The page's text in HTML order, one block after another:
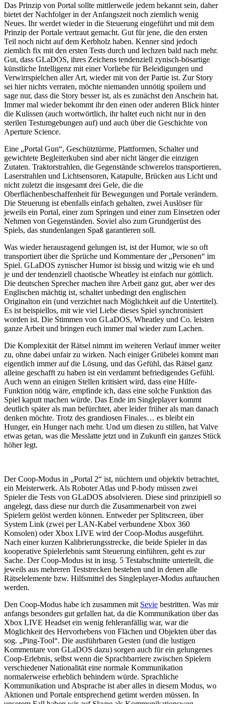
Das Prinzip von Portal sollte mittlerweile jedem bekannt sein, daher
bietet der Nachfolger in der Anfangszeit noch ziemlich wenig
Neues. Ihr werdet wieder in die Steuerung eingeführt und mit dem
Prinzip der Portale vertraut gemacht. Gut für jene, die den ersten
Teil noch nicht auf dem Kerbholz haben. Kenner sind jedoch
ziemlich fix mit den ersten Tests durch und lechzen bald nach mehr.
Gut, dass GLaDOS, ihres Zeichens tendenziell zynisch-bösartige
künstliche Intelligenz mit einer Vorliebe für Beleidigungen und
Verwirrspielchen aller Art, wieder mit von der Partie ist. Zur Story
sei hier nichts verraten, möchte niemanden unnötig spoilern und
sage nur, dass die Story besser ist, als es zunächst den Anschein hat.
Immer mal wieder bekommt ihr den einen oder anderen Blick hinter
die Kulissen (auch wortwörtlich, ihr haltet euch nicht nur in den
sterilen Testumgebungen auf) und auch über die Geschichte von
Aperture Science.
Eine „Portal Gun“, Geschütztürme, Plattformen, Schalter und
gewichtete Begleiterkuben sind aber nicht länger die einzigen
Zutaten. Traktorstrahlen, die Gegenstände schwerelos transportieren,
Laserstrahlen und Lichtsensoren, Katapulte, Brücken aus Licht und
nicht zuletzt die insgesamt drei Gele, die die
Oberflächenbeschaffenheit für Bewegungen und Portale verändern.
Die Steuerung ist ebenfalls einfach gehalten, zwei Auslöser für
jeweils ein Portal, einer zum Springen und einer zum Einsetzen oder
Nehmen von Gegenständen. Soviel also zum Grundgerüst des
Spiels, das stundenlangen Spaß garantieren soll.
Was wieder herausragend gelungen ist, ist der Humor, wie so oft
transportiert über die Sprüche und Kommentare der „Personen“ im
Spiel. GLaDOS zynischer Humor ist bissig und witzig wie eh und
je und der tendenziell chaotische Wheatley ist einfach nur göttlich.
Die deutschen Sprecher machen ihre Arbeit ganz gut, aber wer des
Englischen mächtig ist, schaltet unbedingt den englischen
Originalton ein (und verzichtet nach Möglichkeit auf die Untertitel).
Es ist beispiellos, mit wie viel Liebe dieses Spiel synchronisiert
worden ist. Die Stimmen von GLaDOS, Wheatley und Co. leisten
ganze Arbeit und bringen euch immer mal wieder zum Lachen.
Die Komplexität der Rätsel nimmt im weiteren Verlauf immer weiter
zu, ohne dabei unfair zu wirken. Nach einiger Grübelei kommt man
eigentlich immer auf die Lösung, und das Gefühl, das Rätsel ganz
alleine geschafft zu haben ist ein verdammt befriedigendes Gefühl.
Auch wenn an einigen Stellen kritisiert wird, dass eine Hilfe-
Funktion nötig wäre, empfinde ich, dass eine solche Funktion das
Spiel kaputt machen würde. Das Ende im Singleplayer kommt
deutlich später als man befürchtet, aber leider früher als man danach
denken möchte. Trotz des grandiosen Finales… es bleibt ein
Hunger, ein Hunger nach mehr. Und um diesen zu stillen, hat Valve
etwas getan, was die Messlatte jetzt und in Zukunft ein ganzes Stück
höher legt.
Der Coop-Modus in „Portal 2“ ist, nüchtern und objektiv betrachtet,
ein Meisterwerk. Als Roboter Atlas und P-body müssen zwei
Spieler die Tests von GLaDOS absolvieren. Diese sind prinzipiell so
angelegt, dass diese nur durch die Zusammenarbeit von zwei
Spielern gelöst werden können. Entweder per Splitscreen, über
System Link (zwei per LAN-Kabel verbundene Xbox 360
Konsolen) oder Xbox LIVE wird der Coop-Modus ausgeführt.
Nach einer kurzen Kalibrierungsstrecke, die beide Spieler in das
kooperative Spielerlebnis samt Steuerung einführen, geht es zur
Sache. Der Coop-Modus ist in insg. 5 Testabschnitte unterteilt, die
jeweils aus mehreren Teststrecken bestehen und in denen alle
Rätselelemente bzw. Hilfsmittel des Singleplayer-Modus auftauchen
werden.
Den Coop-Modus habe ich zusammen mit Sevie bestritten. Was mir
anfangs besonders gut gefallen hat, da die Kommunikation über das
Xbox LIVE Headset ein wenig fehleranfällig war, war die
Möglichkeit des Hervorhebens von Flächen und Objekten über das
sog. „Ping-Tool“. Die ausführbaren Gesten (und die lustigen
Kommentare von GLaDOS dazu) sorgen auch für ein gelungenes
Coop-Erlebnis, selbst wenn die Sprachbarriere zwischen Spielern
verschiedener Nationalität eine normale Kommunikation
normalerweise erheblich behindern würde. Sprachliche
Kommunikation und Absprache ist aber alles in diesem Modus, wo
Aktionen und Portale entsprechend getimt werden müssen. In